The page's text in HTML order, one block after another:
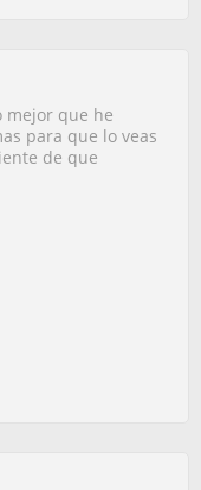
mejor que he
para que lo veas
de que